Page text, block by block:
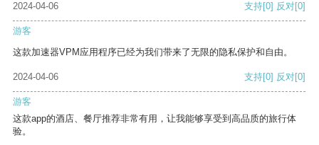
2024-04-06 支持[0] 反对[0]
游客
这款加速器VPM应用程序已经为我们带来了无限的隐私保护和自由。
2024-04-06 支持[0] 反对[0]
游客
这款app的酒店、餐厅推荐非常有用，让我能够享受到高品质的旅行体
验。